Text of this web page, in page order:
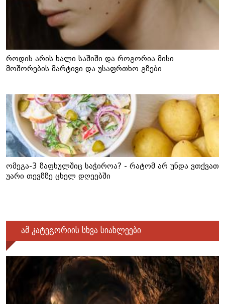
როდის არის ხალი საშიში და როგორია მისი
მოშორების მარტივი და უსაფრთხო გზები
ომეგა-3 ზაფხულშიც საჭიროა? - რატომ არ უნდა ვთქვათ
უარი თევზზე ცხელ დღეებში
ამ კატეგორიის სხვა სიახლეები